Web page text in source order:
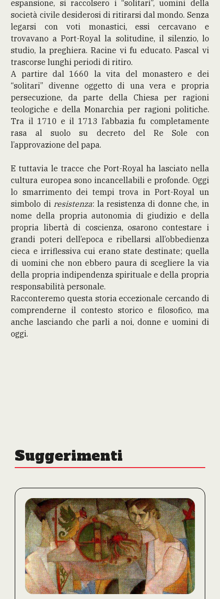
espansione, si raccolsero i “solitari”, uomini della
società civile desiderosi di ritirarsi dal mondo. Senza
legarsi con voti monastici, essi cercavano e
trovavano a Port-Royal la solitudine, il silenzio, lo
studio, la preghiera. Racine vi fu educato. Pascal vi
trascorse lunghi periodi di ritiro.
A partire dal 1660 la vita del monastero e dei
“solitari” divenne oggetto di una vera e propria
persecuzione, da parte della Chiesa per ragioni
teologiche e della Monarchia per ragioni politiche.
Tra il 1710 e il 1713 l’abbazia fu completamente
rasa al suolo su decreto del Re Sole con
l’approvazione del papa.
E tuttavia le tracce che Port-Royal ha lasciato nella
cultura europea sono incancellabili e profonde. Oggi
lo smarrimento dei tempi trova in Port-Royal un
simbolo di resistenza: la resistenza di donne che, in
nome della propria autonomia di giudizio e della
propria libertà di coscienza, osarono contestare i
grandi poteri dell’epoca e ribellarsi all’obbedienza
cieca e irriflessiva cui erano state destinate; quella
di uomini che non ebbero paura di scegliere la via
della propria indipendenza spirituale e della propria
responsabilità personale.
Racconteremo questa storia eccezionale cercando di
comprenderne il contesto storico e filosofico, ma
anche lasciando che parli a noi, donne e uomini di
oggi.
Suggerimenti